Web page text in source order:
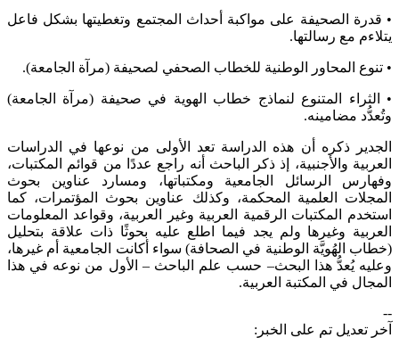
• قدرة الصحيفة على مواكبة أحداث المجتمع وتغطيتها بشكل فاعل
يتلاءم مع رسالتها.
• تنوع المحاور الوطنية للخطاب الصحفي لصحيفة (مرآة الجامعة).
• الثراء المتنوع لنماذج خطاب الهوية في صحيفة (مرآة الجامعة)
وتُعدُّد مضامينه.
الجدير ذكره أن هذه الدراسة تعد الأولى من نوعها في الدراسات
العربية والأجنبية، إذ ذكر الباحث أنه راجع عددًا من قوائم المكتبات،
وفهارس الرسائل الجامعية ومكتباتها، ومسارد عناوين بحوث
المجلات العلمية المحكمة، وكذلك عناوين بحوث المؤتمرات، كما
استخدم المكتبات الرقمية العربية وغير العربية، وقواعد المعلومات
العربية وغيرها ولم يجد فيما اطلع عليه بحوثًا ذات علاقة بتحليل
(خطاب الهُويَّة الوطنية في الصحافة) سواء أكانت الجامعية أم غيرها،
وعليه يُعدُّ هذا البحث– حسب علم الباحث – الأول من نوعه في هذا
المجال في المكتبة العربية.
--
آخر تعديل تم على الخبر: